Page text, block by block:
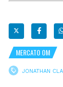
MERCATO OM
JONATHAN